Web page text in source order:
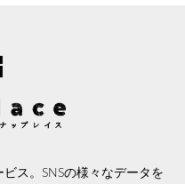
ス。SNSの様々なデータを